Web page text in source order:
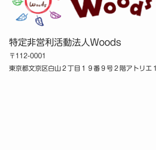
特定非営利活動法人Woods
〒112-0001
東京都文京区白山２丁目１９番９号２階アトリエ１